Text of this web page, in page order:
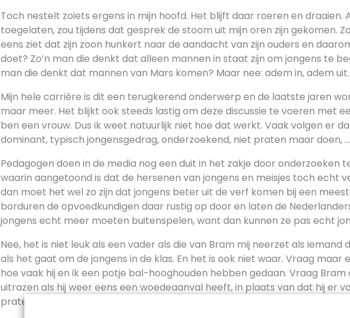
Toch nestelt zoiets ergens in mijn hoofd. Het blijft daar roeren en draaien.
toegelaten, zou tijdens dat gesprek de stoom uit mijn oren zijn gekomen.
eens ziet dat zijn zoon hunkert naar de aandacht van zijn ouders en
doet? Zo’n man die denkt dat alleen mannen in staat zijn om jongens te
man die denkt dat mannen van Mars komen? Maar nee: adem in, adem uit.
Mijn hele carrière is dit een terugkerend onderwerp en de laatste jaren
maar meer. Het blijkt ook steeds lastig om deze discussie te voeren met
ben een vrouw. Dus ik weet natuurlijk niet hoe dat werkt. Vaak volgen er
dominant, typisch jongensgedrag, onderzoekend, niet praten maar doen, …
Pedagogen doen in de media nog een duit in het zakje door onderzoeken
waarin aangetoond is dat de hersenen van jongens en meisjes toch echt
dan moet het wel zo zijn dat jongens beter uit de verf komen bij een
borduren de opvoedkundigen daar rustig op door en laten de
jongens echt meer moeten buitenspelen, want dan kunnen ze pas echt
Nee, het is niet leuk als een vader als die van Bram mij neerzet als iemand
als het gaat om de jongens in de klas. En het is ook niet waar. Vraag maar
hoe vaak hij en ik een potje bal-hooghouden hebben gedaan. Vraag Bram
uitrazen als hij weer eens een woedeaanval heeft, in plaats van dat hij er
praten. Check vooral bij Bram of hij mijn humor kan waarderen.